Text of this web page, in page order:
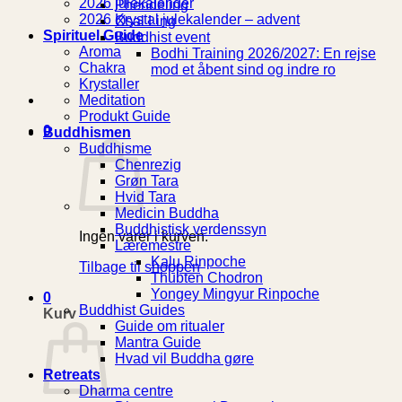
Phendeling
Øsal Ling
Buddhist event
Bodhi Training 2026/2027: En rejse
mod et åbent sind og indre ro
0
Ingen varer i kurven.
Tilbage til shoppen
0
Kurv
2026 julekalender
2026 Krystal julekalender – advent
Spirituel Guide
Aroma
Chakra
Krystaller
Meditation
Produkt Guide
Buddhismen
Buddhisme
Chenrezig
Grøn Tara
Hvid Tara
Medicin Buddha
Buddhistisk verdenssyn
Læremestre
Kalu Rinpoche
Thubten Chodron
Yongey Mingyur Rinpoche
Buddhist Guides
Guide om ritualer
Mantra Guide
Hvad vil Buddha gøre
Retreats
Dharma centre